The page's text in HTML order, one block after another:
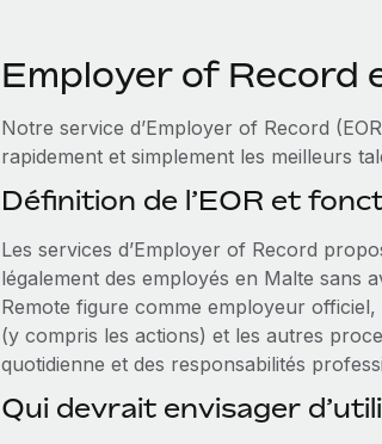
Employer of Record
Notre service d’Employer of Record
rapidement et simplement les meilleurs
Définition de l’EOR et
Les services d’Employer of Record
légalement des employés en Malte sans
Remote figure comme employeur
(y compris les actions) et les autres
quotidienne et des responsabilités
Qui devrait envisager